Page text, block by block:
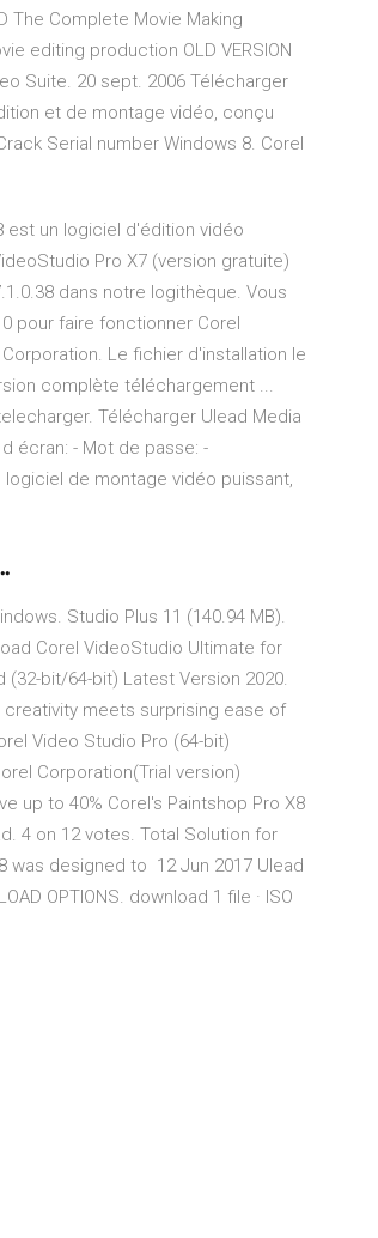
The Complete Movie Making
editing production OLD VERSION
Suite. 20 sept. 2006 Télécharger
et de montage vidéo, conçu
Serial number Windows 8. Corel
est un logiciel d'édition vidéo
Pro X7 (version gratuite)
dans notre logithèque. Vous
pour faire fonctionner Corel
Le fichier d'installation le
complète téléchargement ...
Télécharger Ulead Media
écran: - Mot de passe: -
de montage vidéo puissant,
Studio Plus 11 (140.94 MB).
Corel VideoStudio Ultimate for
bit/64-bit) Latest Version 2020.
creativity meets surprising ease of
Video Studio Pro (64-bit)
Corporation(Trial version)
up to 40% Corel's Paintshop Pro X8
4 on 12 votes. Total Solution for
was designed to 12 Jun 2017 Ulead
OPTIONS. download 1 file · ISO